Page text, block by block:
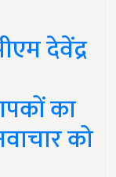
देवेंद्र
का
को